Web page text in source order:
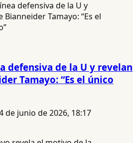
defensiva de la U y revelan
Tamayo: “Es el único
de junio de 2026, 18:17